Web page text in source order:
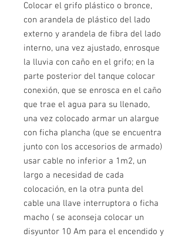
Colocar el grifo plástico o bronce,
con arandela de plástico del lado
externo y arandela de fibra del lado
interno, una vez ajustado, enrosque
la lluvia con caño en el grifo; en la
parte posterior del tanque colocar
conexión, que se enrosca en el caño
que trae el agua para su llenado,
una vez colocado armar un alargue
con ficha plancha (que se encuentra
junto con los accesorios de armado)
usar cable no inferior a 1m2, un
largo a necesidad de cada
colocación, en la otra punta del
cable una llave interruptora o ficha
macho ( se aconseja colocar un
disyuntor 10 Am para el encendido y